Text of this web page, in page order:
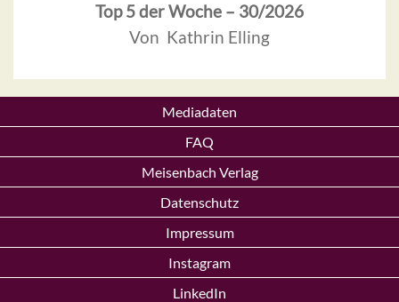
Top 5 der Woche – 30/2026
Von Kathrin Elling
Mediadaten
FAQ
Meisenbach Verlag
Datenschutz
Impressum
Instagram
LinkedIn